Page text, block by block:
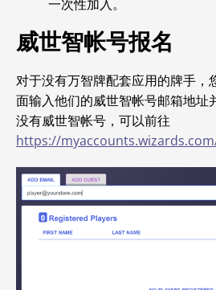
一次性加入。
威世智帐号报名
对于没有万智牌配套应用的牌手，
面输入他们的威世智帐号邮箱地址
没有威世智帐号，可以前往
https://